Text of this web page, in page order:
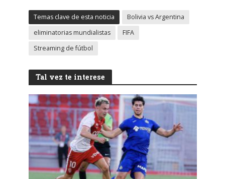
Temas clave de esta noticia
Bolivia vs Argentina
eliminatorias mundialistas
FIFA
Streaming de fútbol
Tal vez te interese